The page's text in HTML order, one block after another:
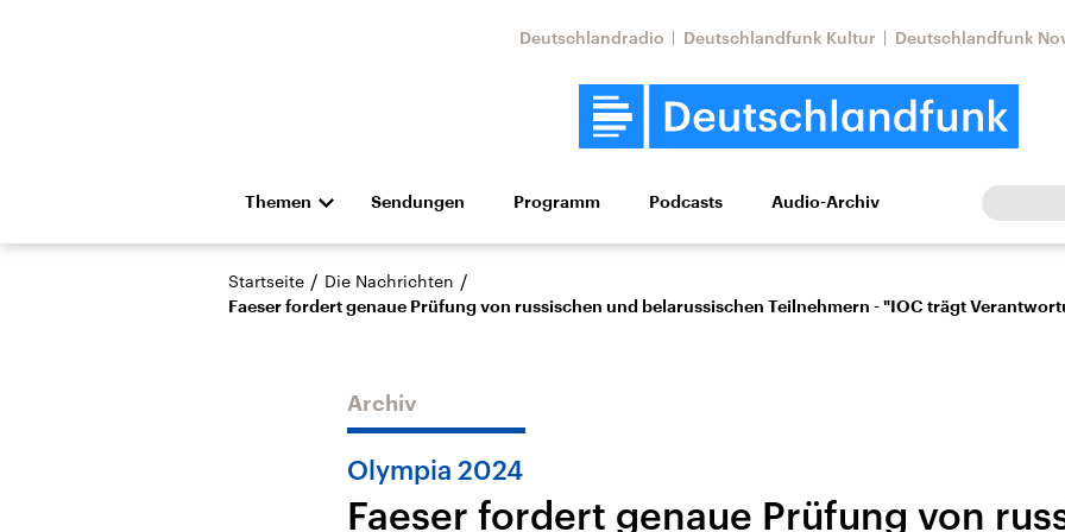
Deutschlandradio Deutschlandfunk Kultur Deutschlandfunk
Themen
Die Nachrichten Politik Wirtschaft Wissen Kultur Europa
Hörspiel und Feature
Anhalt 2026
USA
Aktuelle Beiträge,
Aktuelle Lage und
Aktuelle Lage und
Sendungen Programm Podcasts Audio-Archiv
Startseite / Die Nachrichten /
Faeser fordert genaue Prüfung von russischen und belarussischen Teilnehmern - "IOC trägt
Archiv
Olympia 2024
Faeser fordert genaue Prüfung von